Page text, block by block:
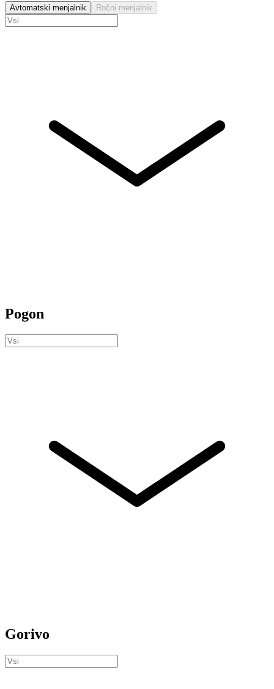
Avtomatski menjalnik Ročni menjalnik
Pogon
Gorivo